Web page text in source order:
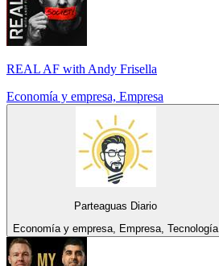
REAL AF with Andy Frisella
Economía y empresa, Empresa
Parteaguas Diario
Economía y empresa, Empresa, Tecnología